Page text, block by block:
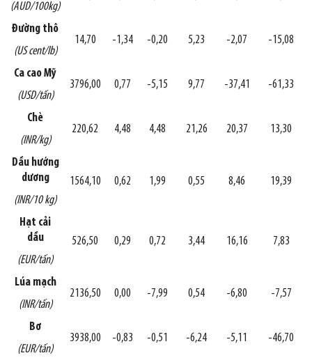
(AUD/100kg)
Đường thô
(US cent/lb)
14,70 -1,34 -0,20 5,23 -2,07 -15,08
Ca cao Mỹ
(USD/tấn)
3796,00 0,77 -5,15 9,77 -37,41 -61,33
Chè
(INR/kg)
220,62 4,48 4,48 21,26 20,37 13,30
Dầu hướng
dương
(INR/10 kg)
1564,10 0,62 1,99 0,55 8,46 19,39
Hạt cải
dầu
(EUR/tấn)
526,50 0,29 0,72 3,44 16,16 7,83
Lúa mạch
(INR/tấn)
2136,50 0,00 -7,99 0,54 -6,80 -7,57
Bơ
(EUR/tấn)
3938,00 -0,83 -0,51 -6,24 -5,11 -46,70